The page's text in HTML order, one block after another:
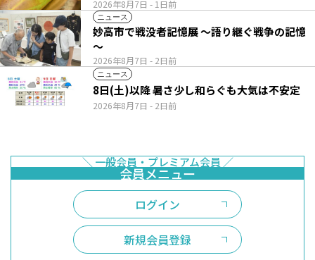
2026年8月7日 - 1日前
ニュース
2026年8月7日 - 2日前
妙高市で戦没者記憶展 ～語り継ぐ戦争の記憶
～
ニュース
2026年8月7日 - 2日前
8日(土)以降 暑さ少し和らぐも大気は不安定
ログイン
新規会員登録